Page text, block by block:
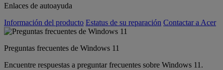
Enlaces de autoayuda
Información del producto Estatus de su reparación Contactar a Acer
Preguntas frecuentes de Windows 11
Encuentre respuestas a preguntar frecuentes sobre Windows 11.